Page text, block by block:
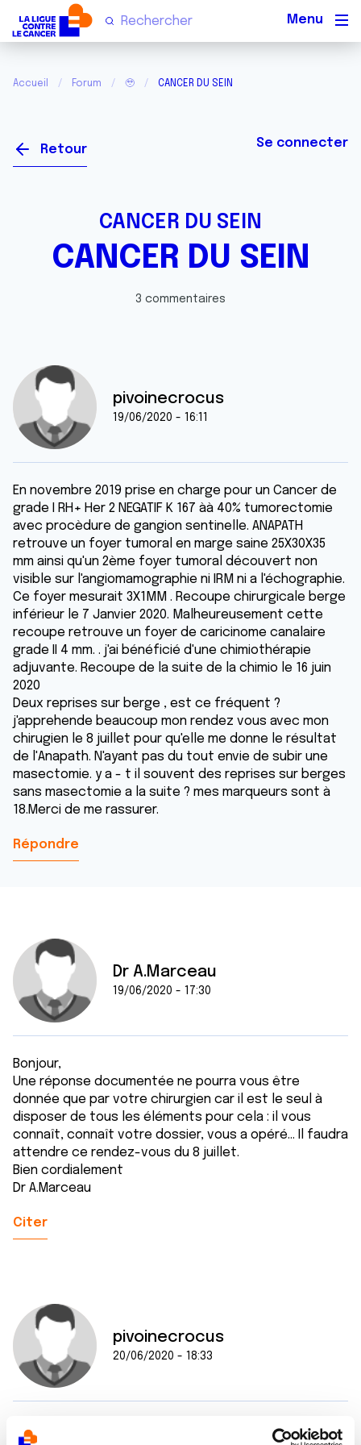
Accueil Forum 🥹 CANCER DU SEIN
Retour Se connecter
CANCER DU SEIN
CANCER DU SEIN
3 commentaires
pivoinecrocus
19/06/2020 - 16:11
En novembre 2019 prise en charge pour un Cancer de
grade I RH+ Her 2 NEGATIF K 167 àà 40% tumorectomie
avec procèdure de gangion sentinelle. ANAPATH
retrouve un foyer tumoral en marge saine 25X30X35
mm ainsi qu'un 2ème foyer tumoral découvert non
visible sur l'angiomamographie ni IRM ni a l'échographie.
Ce foyer mesurait 3X1MM . Recoupe chirurgicale berge
inférieur le 7 Janvier 2020. Malheureusement cette
recoupe retrouve un foyer de caricinome canalaire
grade II 4 mm. . j'ai bénéficié d'une chimiothérapie
adjuvante. Recoupe de la suite de la chimio le 16 juin
2020
Deux reprises sur berge , est ce fréquent ?
j'apprehende beaucoup mon rendez vous avec mon
chirugien le 8 juillet pour qu'elle me donne le résultat
de l'Anapath. N'ayant pas du tout envie de subir une
masectomie. y a - t il souvent des reprises sur berges
sans masectomie a la suite ? mes marqueurs sont à
18.Merci de me rassurer.
Répondre
Dr A.Marceau
19/06/2020 - 17:30
Bonjour,
Une réponse documentée ne pourra vous être
donnée que par votre chirurgien car il est le seul à
disposer de tous les éléments pour cela : il vous
connaît, connaît votre dossier, vous a opéré... Il faudra
attendre ce rendez-vous du 8 juillet.
Bien cordialement
Dr A.Marceau
Citer
pivoinecrocus
20/06/2020 - 18:33
Bonjour,